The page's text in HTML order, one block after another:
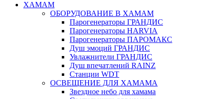
ХАМАМ
ОБОРУДОВАНИЕ В ХАМАМ
Парогенераторы ГРАНДИС
Парогенераторы HARVIA
Парогенераторы ПАРОМАКС
Душ эмоций ГРАНДИС
Увлажнители ГРАНДИС
Душ впечатлений RAINZ
Станции WDT
ОСВЕЩЕНИЕ ДЛЯ ХАМАМА
Звездное небо для хамама